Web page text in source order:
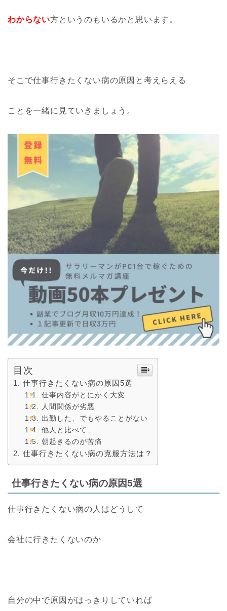
わからない方というのもいるかと思います。
そこで仕事行きたくない病の原因と考えらえる
ことを一緒に見ていきましょう。
目次
仕事行きたくない病の原因5選
仕事内容がとにかく大変
人間関係が劣悪
出勤した、でもやることがない
他人と比べて…
朝起きるのが苦痛
仕事行きたくない病の克服方法は？
仕事行きたくない病の原因5選
仕事行きたくない病の人はどうして
会社に行きたくないのか
自分の中で原因がはっきりしていれば